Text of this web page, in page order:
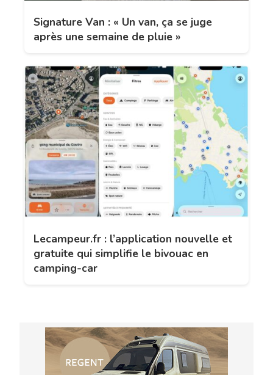
Signature Van : « Un van, ça se juge
après une semaine de pluie »
Lecampeur.fr : l’application nouvelle et
gratuite qui simplifie le bivouac en
camping-car